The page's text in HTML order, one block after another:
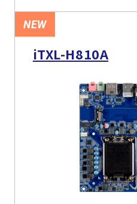
NEW
iTXL-H810A